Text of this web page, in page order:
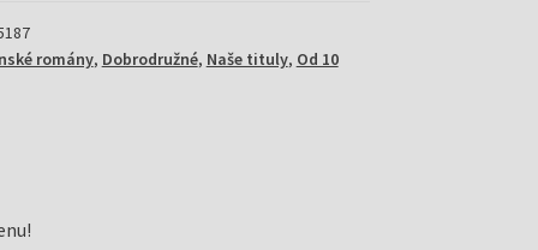
romány, Dobrodružné, Naše tituly, Od 10